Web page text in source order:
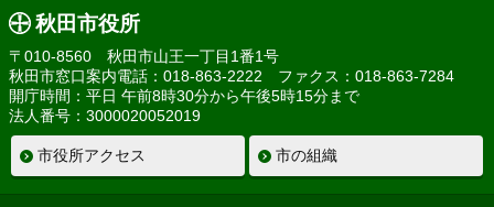
秋田市役所
〒010-8560 秋田市山王一丁目1番1号
秋田市窓口案内電話：018-863-2222 ファクス：018-863-7284
開庁時間：平日 午前8時30分から午後5時15分まで
法人番号：3000020052019
市役所アクセス 市の組織